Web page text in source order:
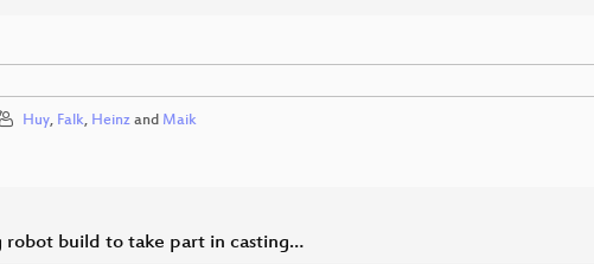
Huy, Falk, Heinz and Maik
robot build to take part in casting…